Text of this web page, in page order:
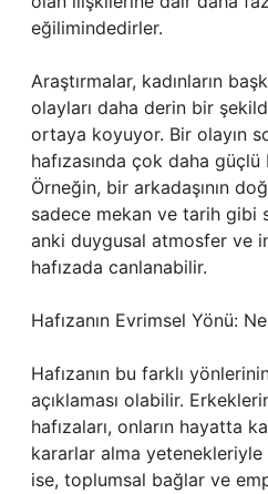
eğilimindedirler.
Araştırmalar, kadınların
olayları daha derin bir
ortaya koyuyor. Bir olayın
hafızasında çok daha
Örneğin, bir arkadaşının
sadece mekan ve tarih gibi
anki duygusal atmosfer ve
hafızada canlanabilir.
Hafızanın Evrimsel Yönü:
Hafızanın bu farklı
açıklaması olabilir.
hafızaları, onların hayatta
kararlar alma yetenekleriyle
ise, toplumsal bağlar ve